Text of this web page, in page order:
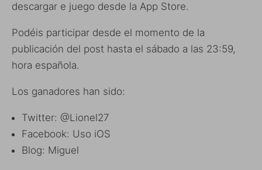
descargar e juego desde la App Store.
Podéis participar desde el momento de la
publicación del post hasta el sábado a las 23:59,
hora española.
Los ganadores han sido:
Twitter: @Lionel27
Facebook: Uso iOS
Blog: Miguel